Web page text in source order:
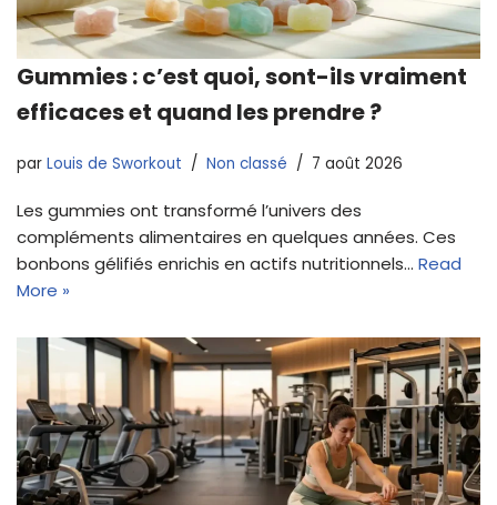
Gummies : c’est quoi, sont-ils vraiment
efficaces et quand les prendre ?
par Louis de Sworkout Non classé 7 août 2026
Les gummies ont transformé l’univers des
compléments alimentaires en quelques années. Ces
bonbons gélifiés enrichis en actifs nutritionnels… Read
More »